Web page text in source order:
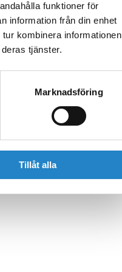
funktioner för
information från din enhet
kombinera informationen
tjänster.
Marknadsföring
Tillåt alla